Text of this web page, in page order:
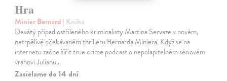
Hra
Minier Bernard | Kniha
Devátý případ ostříleného kriminalisty Martina Servaze v novém,
netrpělivě očekávaném thrilleru Bernarda Miniera. Když se na
internetu začne šířit true crime podcast o nepolapitelném sériovém
vrahovi Julianu…
Zasielame do 14 dní